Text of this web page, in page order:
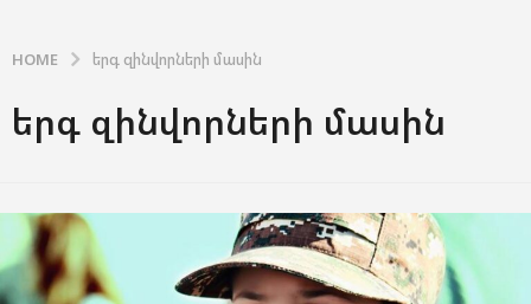
HOME երգ զինվորների մասին
երգ զինվորների մասին